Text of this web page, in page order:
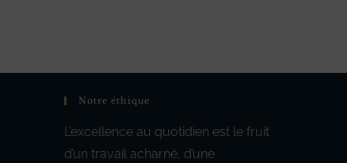
Notre éthique
L’excellence au quotidien est le fruit
d’un travail acharné, d’une